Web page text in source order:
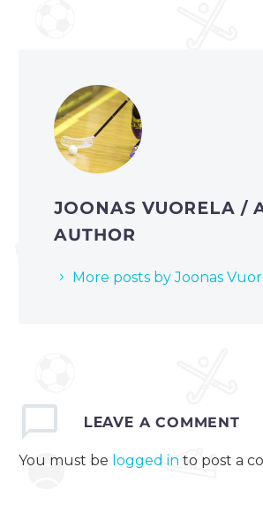
JOONAS VUORELA/
AUTHOR
More posts by Joonas
LEAVE A COMMENT
You must be logged in to post a